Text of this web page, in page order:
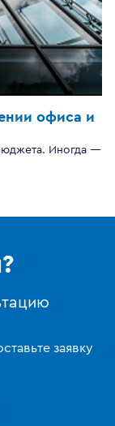
офиса и
Иногда —
заявку